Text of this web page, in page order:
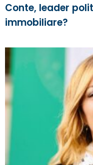
Conte, leader
immobiliare?